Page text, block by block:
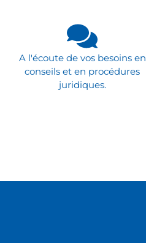
A l'écoute de vos besoins en
conseils et en procédures
juridiques.